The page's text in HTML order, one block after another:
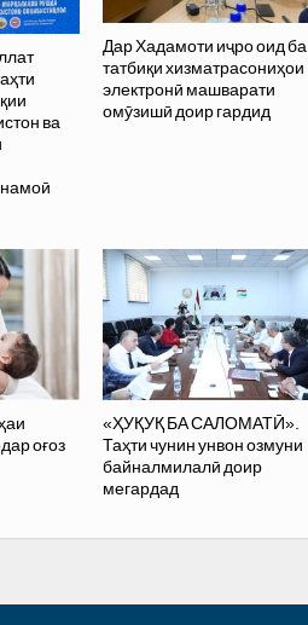
ва
Дар Хадамоти иҷро оид ба
татбиқи хизматрасониҳои
электронӣ машварати
омӯзишӣ доир гардид
оғоз
«ҲУҚУҚ БА САЛОМАТӢ».
Таҳти чунин унвон озмуни
байналмилалӣ доир
мегардад